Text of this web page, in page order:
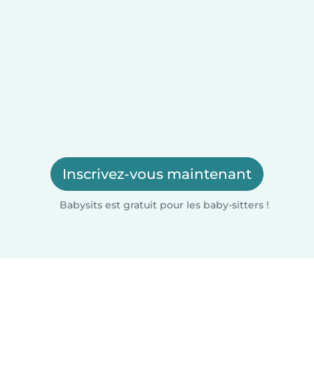
Inscrivez-vous maintenant
Babysits est gratuit pour les baby-sitters !